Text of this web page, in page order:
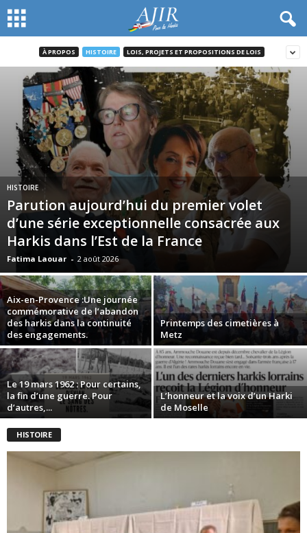
À PROPOS HISTOIRE LOIS, PROJETS ET PROPOSITIONS DE LOIS
HISTOIRE
Parution aujourd’hui du premier volet
d’une série exceptionnelle consacrée aux
Harkis dans l’Est de la France
Fatima Laouar - 2 août 2026
Aix-en-Provence :Une journée
commémorative de l’abandon
des harkis dans la continuité
des engagements.
Printemps des cimetières à
Metz
Le 19 mars 1962 : Pour certains,
la fin d’une guerre. Pour
d’autres,...
L’honneur et la voix d’un Harki
de Moselle
HISTOIRE